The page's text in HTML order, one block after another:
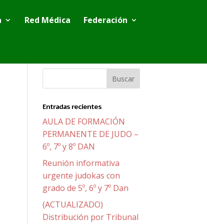
Red Médica Federación
Entradas recientes
AULA DE FORMACIÓN
PERMANENTE DE JUDO –
6º, 7º y 8º DAN
Reunión informativa
urgente judokas con
grado de 5º, 6º y 7º Dan
(ACTUALIZADO)
Distribución por Tribunal